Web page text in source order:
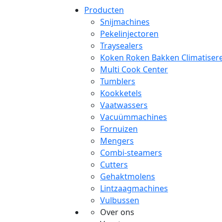
Producten
Snijmachines
Pekelinjectoren
Traysealers
Koken Roken Bakken
Multi Cook Center
Tumblers
Kookketels
Vaatwassers
Vacuümmachines
Fornuizen
Mengers
Combi-steamers
Cutters
Gehaktmolens
Lintzaagmachines
Vulbussen
Over ons